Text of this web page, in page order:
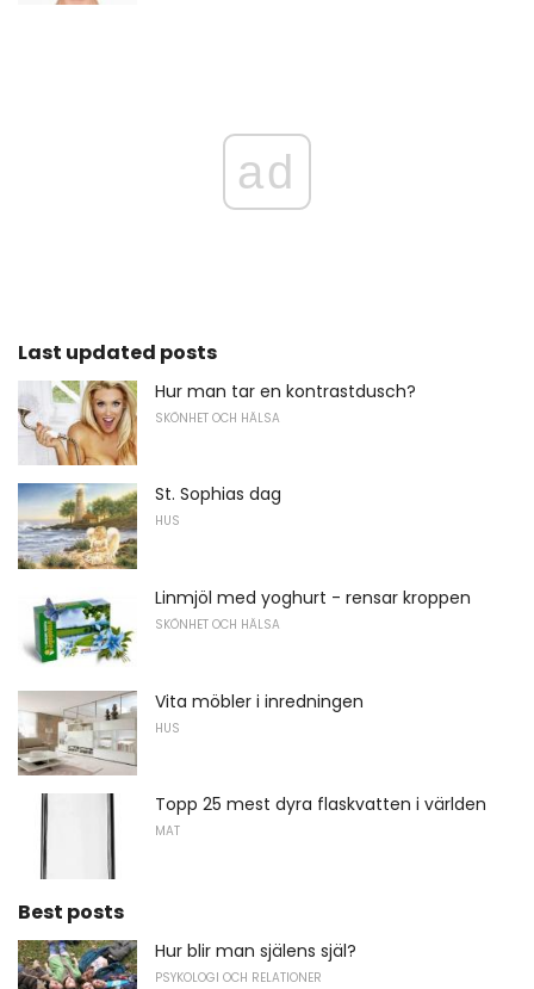
ad
Last updated posts
Hur man tar en kontrastdusch?
SKÖNHET OCH HÄLSA
St. Sophias dag
HUS
Linmjöl med yoghurt - rensar kroppen
SKÖNHET OCH HÄLSA
Vita möbler i inredningen
HUS
Topp 25 mest dyra flaskvatten i världen
MAT
Best posts
Hur blir man själens själ?
PSYKOLOGI OCH RELATIONER